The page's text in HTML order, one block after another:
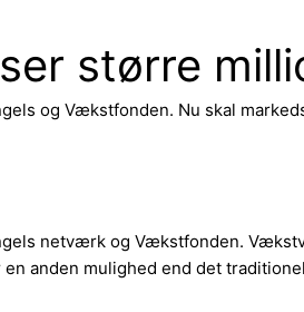
større
og Vækstfonden. Nu skal
netværk og Vækstfonden.
anden mulighed end det